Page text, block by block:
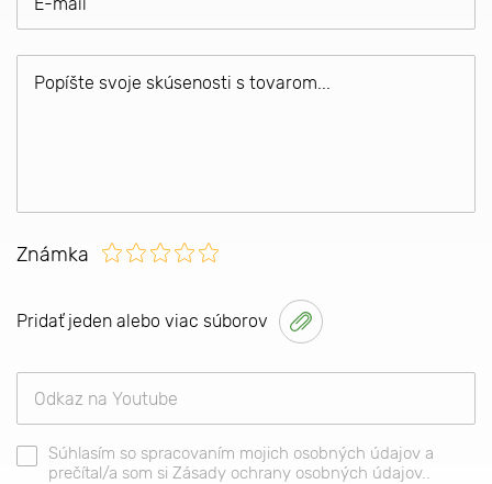
Známka
Pridať jeden alebo viac súborov
Súhlasím so spracovaním mojich osobných údajov a
prečítal/a som si Zásady ochrany osobných údajov..